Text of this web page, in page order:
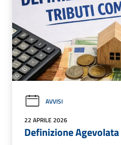
AVVISI
22 APRILE 2026
Definizione Agevolata